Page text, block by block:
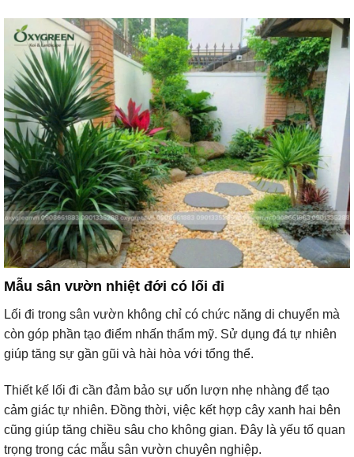
Mẫu sân vườn nhiệt đới có lối đi
Lối đi trong sân vườn không chỉ có chức năng di chuyển mà
còn góp phần tạo điểm nhấn thẩm mỹ. Sử dụng đá tự nhiên
giúp tăng sự gần gũi và hài hòa với tổng thể.
Thiết kế lối đi cần đảm bảo sự uốn lượn nhẹ nhàng để tạo
cảm giác tự nhiên. Đồng thời, việc kết hợp cây xanh hai bên
cũng giúp tăng chiều sâu cho không gian. Đây là yếu tố quan
trọng trong các mẫu sân vườn chuyên nghiệp.